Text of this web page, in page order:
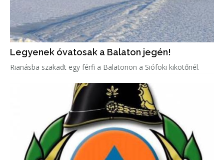
Legyenek óvatosak a Balaton jegén!
Rianásba szakadt egy férfi a Balatonon a Siófoki kikötőnél.